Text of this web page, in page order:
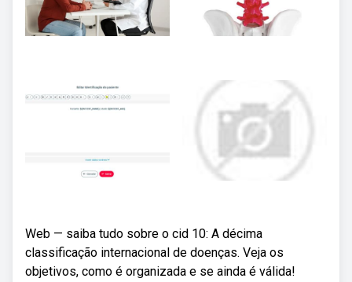
Web — saiba tudo sobre o cid 10: A décima
classificação internacional de doenças. Veja os
objetivos, como é organizada e se ainda é válida!